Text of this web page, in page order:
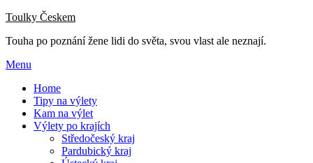
Přejdi
obsah
Toulky Českem
Touha po poznání žene lidi do světa, svou vlast ale neznají.
Menu
Home
Tipy na výlety
Kam na výlet
Výlety po krajích
Středočeský kraj
Pardubický kraj